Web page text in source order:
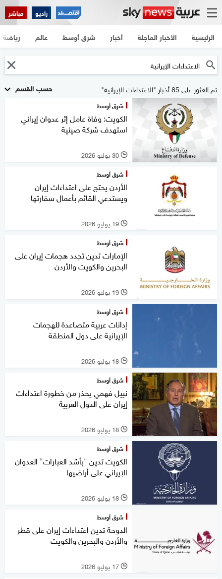
راديو مباشر
الرئيسية الأخبار العاجلة أخبار شرق أوسط عالم رياضة
حسب القسم تم العثور على 85 أخبار "الاعتداءات الإيرانية"
شرق أوسط
الكويت: وفاة عامل إثر عدوان إيراني
استهدف شركة صينية
l 30 يوليو 2026
شرق أوسط
الأردن يحتج على اعتداءات إيران
ويستدعي القائم بأعمال سفارتها
l 19 يوليو 2026
شرق أوسط
الإمارات تدين تجدد هجمات إيران على
البحرين والكويت والأردن
l 19 يوليو 2026
شرق أوسط
إدانات عربية متصاعدة للهجمات
الإيرانية على دول المنطقة
l 18 يوليو 2026
شرق أوسط
نبيل فهمي يحذر من خطورة اعتداءات
إيران على الدول العربية
l 18 يوليو 2026
شرق أوسط
الكويت تدين "بأشد العبارات" العدوان
الإيراني على أراضيها
l 18 يوليو 2026
شرق أوسط
الدوحة تدين اعتداءات إيران على قطر
والأردن والبحرين والكويت
l 17 يوليو 2026